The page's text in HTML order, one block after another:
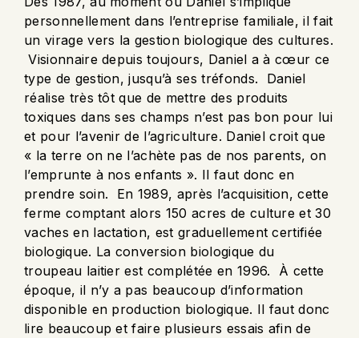
personnellement dans l’entreprise familiale, il fait
un virage vers la gestion biologique des cultures.
Visionnaire depuis toujours, Daniel a à cœur ce
type de gestion, jusqu’à ses tréfonds. Daniel
réalise très tôt que de mettre des produits
toxiques dans ses champs n’est pas bon pour lui
et pour l’avenir de l’agriculture. Daniel croit que
« la terre on ne l’achète pas de nos parents, on
l’emprunte à nos enfants ». Il faut donc en
prendre soin. En 1989, après l’acquisition, cette
ferme comptant alors 150 acres de culture et 30
vaches en lactation, est graduellement certifiée
biologique. La conversion biologique du
troupeau laitier est complétée en 1996. À cette
époque, il n’y a pas beaucoup d’information
disponible en production biologique. Il faut donc
lire beaucoup et faire plusieurs essais afin de